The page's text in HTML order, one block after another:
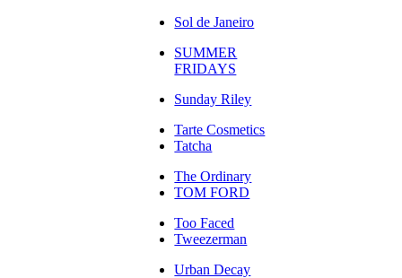
Sol de Janeiro
SUMMER
FRIDAYS
Sunday Riley
Tarte Cosmetics
Tatcha
The Ordinary
TOM FORD
Too Faced
Tweezerman
Urban Decay